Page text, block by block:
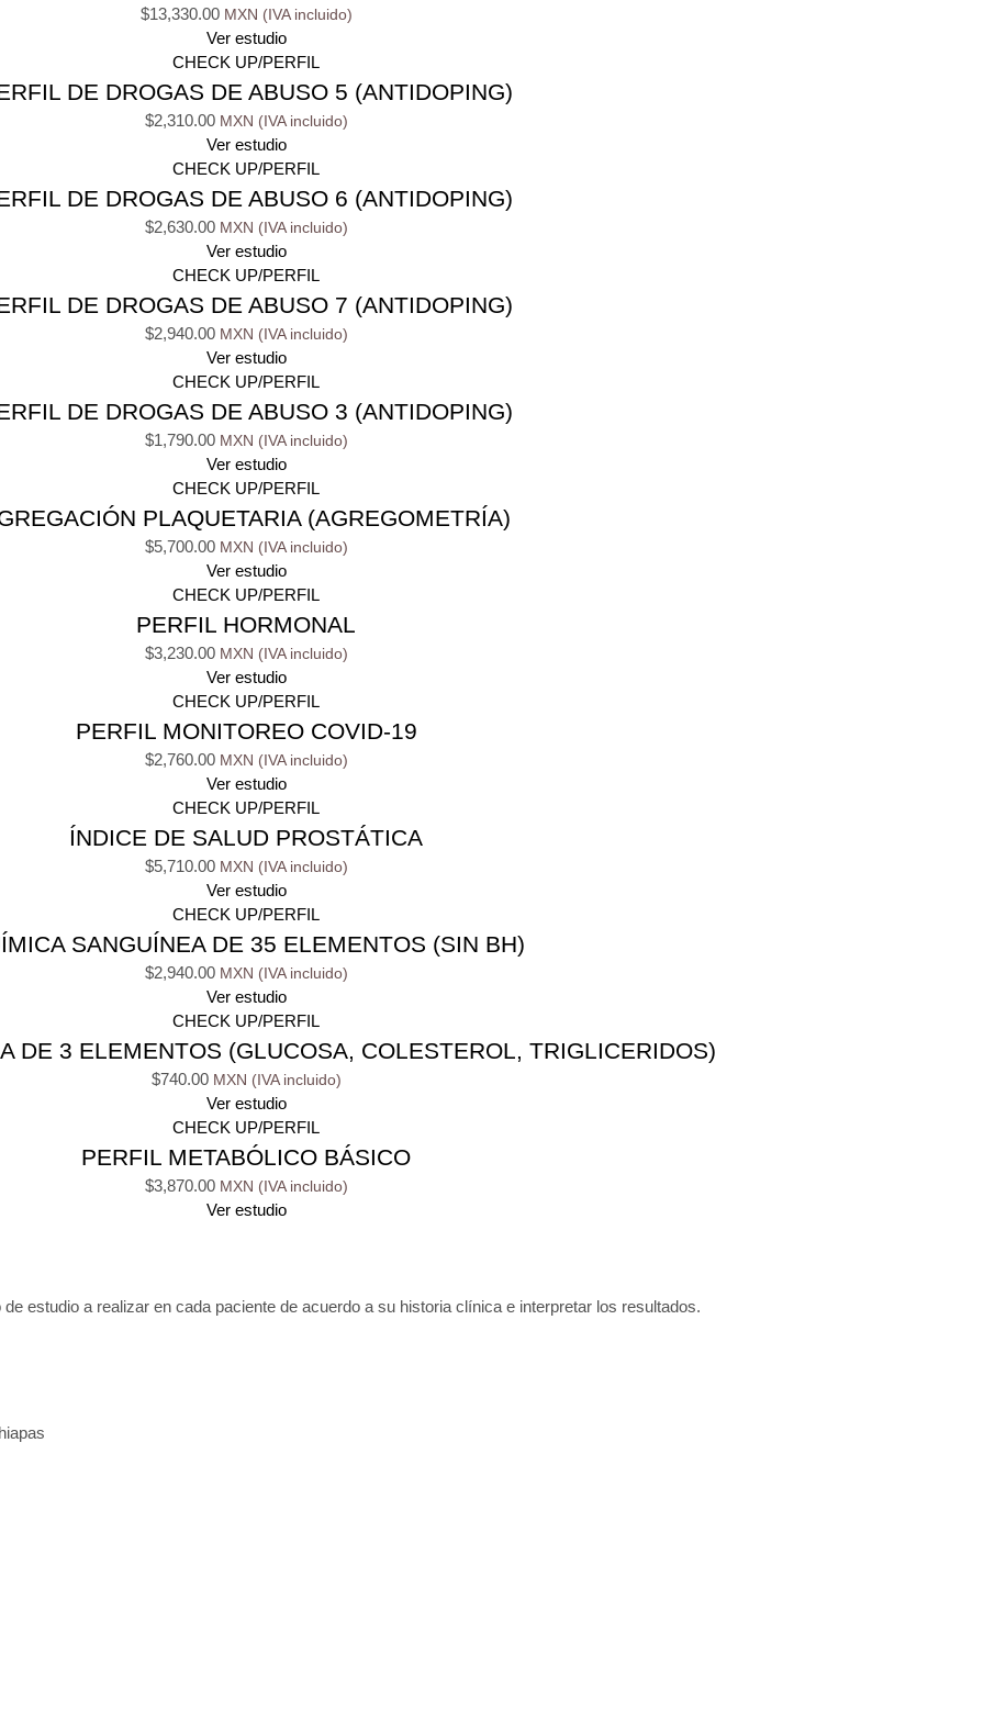
$13,330.00
Ver estudio
CHECK UP/PERFIL
DE DROGAS DE ABUSO 5 (ANTIDOPING)
$2,310.00
Ver estudio
CHECK UP/PERFIL
DE DROGAS DE ABUSO 6 (ANTIDOPING)
$2,630.00
Ver estudio
CHECK UP/PERFIL
DE DROGAS DE ABUSO 7 (ANTIDOPING)
$2,940.00
Ver estudio
CHECK UP/PERFIL
DE DROGAS DE ABUSO 3 (ANTIDOPING)
$1,790.00
Ver estudio
CHECK UP/PERFIL
PLAQUETARIA (AGREGOMETRÍA)
$5,700.00
Ver estudio
CHECK UP/PERFIL
PERFIL HORMONAL
$3,230.00
Ver estudio
CHECK UP/PERFIL
PERFIL MONITOREO COVID-19
$2,760.00
Ver estudio
CHECK UP/PERFIL
ÍNDICE DE SALUD PROSTÁTICA
$5,710.00
Ver estudio
CHECK UP/PERFIL
SANGUÍNEA DE 35 ELEMENTOS (SIN BH)
$2,940.00
Ver estudio
CHECK UP/PERFIL
DE 3 ELEMENTOS (GLUCOSA, COLESTEROL, TRIGLICERIDOS)
$740.00
Ver estudio
CHECK UP/PERFIL
PERFIL METABÓLICO BÁSICO
$3,870.00
Ver estudio
estudio a realizar en cada paciente de acuerdo a su historia clínica e interpretar los resultados.